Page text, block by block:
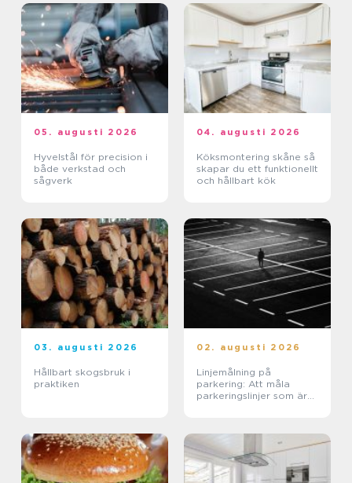
05. augusti 2026
Hyvelstål för precision i
både verkstad och
sågverk
04. augusti 2026
Köksmontering skåne så
skapar du ett funktionellt
och hållbart kök
03. augusti 2026
Hållbart skogsbruk i
praktiken
02. augusti 2026
Linjemålning på
parkering: Att måla
parkeringslinjer som är